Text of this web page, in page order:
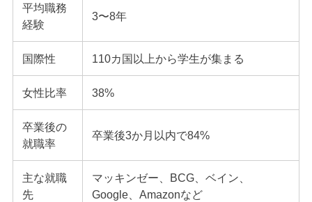
平均職務
経験
3〜8年
国際性 110カ国以上から学生が集まる
女性比率 38%
卒業後の
就職率
卒業後3か月以内で84%
主な就職
先
マッキンゼー、BCG、ベイン、
Google、Amazonなど